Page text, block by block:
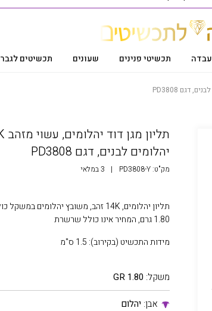
תכשיטי פנינים שעונים תכשיטים לגבר
יהלומים לבנים, דגם PD3808
מק"ט:PD3808-Y
| 3 במלאי
1.80 גרם, המחיר אינו כולל שרשרת
מידות התכשיט (בקירוב): 1.5 ס"מ
משקל: 1.80 GR
אבן:יהלום